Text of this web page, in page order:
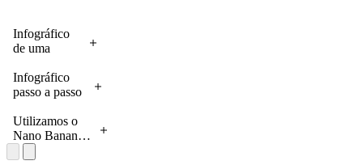
Infográfico
de uma
doméstica
comum,
Tartarugas,
com
informações
Infográfico
passo a passo
Elaichi Chai
(chá de
cardamomo),
Utilizamos o
Nano Banana
Pro para obter